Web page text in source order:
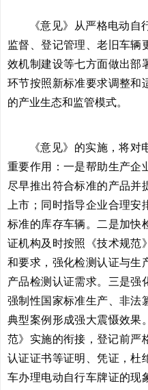
《意见》从严格电动
监督、登记管理、老旧车辆
效机制建设等七方面做出部
环节按照新标准要求调整和
的产业生态和监管模式。
《意见》的实施，将对
重要作用：一是帮助生产企
尽早推出符合标准的产品并
上市；同时指导企业合理
标准的库存车辆。二是加快
证机构及时按照《技术规范
和要求，强化检测认证与生
产品检测认证需求。三是强
强制性国家标准生产、非法
典型案例形成强大震慑效果
范》实施的衔接，登记前严
认证证书等证明、凭证，杜
车办理电动自行车牌证的现